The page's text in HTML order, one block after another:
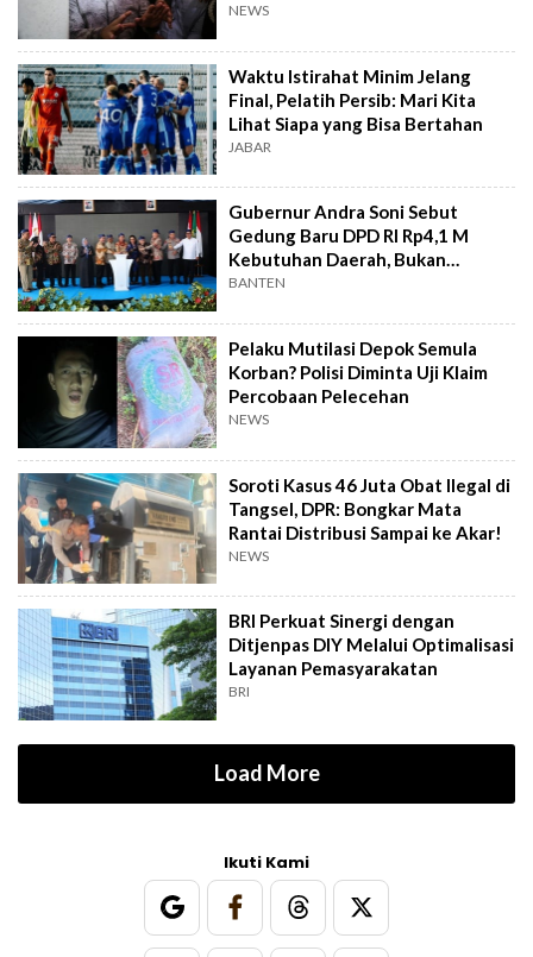
NEWS
Waktu Istirahat Minim Jelang
Final, Pelatih Persib: Mari Kita
Lihat Siapa yang Bisa Bertahan
JABAR
Gubernur Andra Soni Sebut
Gedung Baru DPD RI Rp4,1 M
Kebutuhan Daerah, Bukan
Senator
BANTEN
Pelaku Mutilasi Depok Semula
Korban? Polisi Diminta Uji Klaim
Percobaan Pelecehan
NEWS
Soroti Kasus 46 Juta Obat Ilegal di
Tangsel, DPR: Bongkar Mata
Rantai Distribusi Sampai ke Akar!
NEWS
BRI Perkuat Sinergi dengan
Ditjenpas DIY Melalui Optimalisasi
Layanan Pemasyarakatan
BRI
Load More
Ikuti Kami